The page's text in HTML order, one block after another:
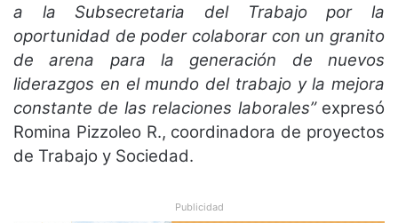
a la Subsecretaria del Trabajo por la
oportunidad de poder colaborar con un granito
de arena para la generación de nuevos
liderazgos en el mundo del trabajo y la mejora
constante de las relaciones laborales”expresó
Romina Pizzoleo R., coordinadora de proyectos
de Trabajo y Sociedad.
Publicidad